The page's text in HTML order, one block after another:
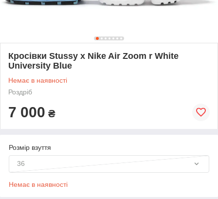
Кросівки Stussy x Nike Air Zoom r White
University Blue
Немає в наявності
Роздріб
7 000 ₴
Розмір взуття
36
Немає в наявності